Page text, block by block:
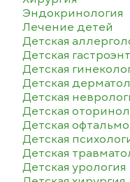
Эндокринология
Лечение детей
Детская
Детская
Детская
Детская
Детская
Детская
Детская
Детская
Детская
Детская урология